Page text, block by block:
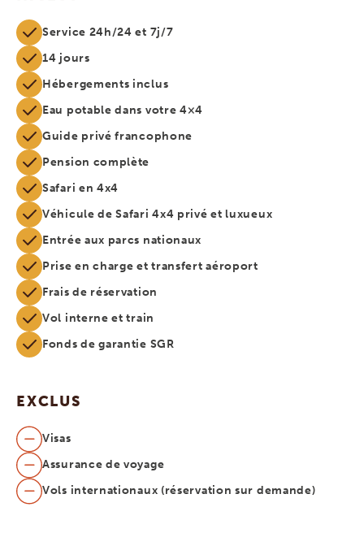
Service 24h/24 et 7j/7
14 jours
Hébergements inclus
Eau potable dans votre 4×4
Guide privé francophone
Pension complète
Safari en 4x4
Véhicule de Safari 4x4 privé et luxueux
Entrée aux parcs nationaux
Prise en charge et transfert aéroport
Frais de réservation
Vol interne et train
Fonds de garantie SGR
EXCLUS
Visas
Assurance de voyage
Vols internationaux (réservation sur demande)